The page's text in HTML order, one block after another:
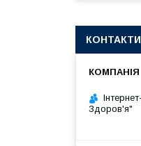
КОНТАКТИ
Здоров'я"